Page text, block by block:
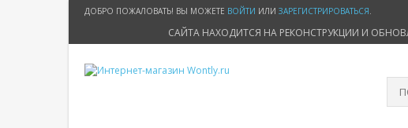
ДОБРО ПОЖАЛОВАТЬ! ВЫ МОЖЕТЕ ВОЙТИ ИЛИ ЗАРЕГИСТРИРОВАТЬСЯ.
САЙТА НАХОДИТСЯ НА РЕКОНСТРУКЦИИ И